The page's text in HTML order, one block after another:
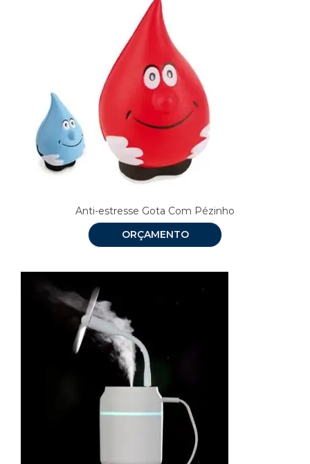
Anti-estresse Gota Com Pézinho
ORÇAMENTO